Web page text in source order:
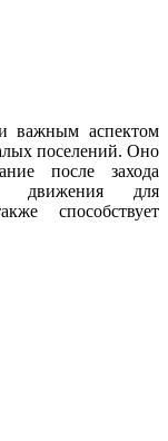
важным аспектом
поселений. Оно
после захода
движения для
способствует